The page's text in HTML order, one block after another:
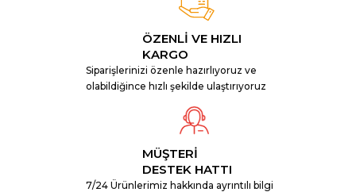
ÖZENLİ VE HIZLI
KARGO
Siparişlerinizi özenle hazırlıyoruz ve
olabildiğince hızlı şekilde ulaştırıyoruz
MÜŞTERİ
DESTEK HATTI
7/24 Ürünlerimiz hakkında ayrıntılı bilgi